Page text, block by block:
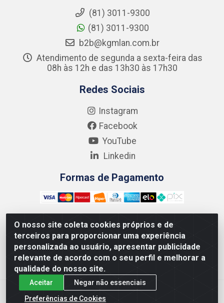
O nosso site coleta cookies próprios e de
terceiros para proporcionar uma experiência
personalizada ao usuário, apresentar publicidade
relevante de acordo com o seu perfil e melhorar a
qualidade do nosso site.
Aceitar
Negar não essenciais
Preferências de Cookies
(81) 3011-9300
(81) 3011-9300
b2b@kgmlan.com.br
Atendimento de segunda a sexta-feira das
08h às 12h e das 13h30 às 17h30
Redes Sociais
Instagram
Facebook
YouTube
Linkedin
Formas de Pagamento
Kgmlan Distribuidora LTDA - CNPJ 18.217.682/0001-54 -
Rua Pedro de Barros Cavalcante, 58 - Bultrins, Olinda/PE
- CEP 53320-110